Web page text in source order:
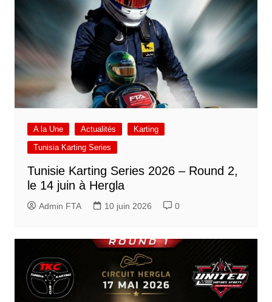
A la Une Actualités
Karting
Tunisia Karting Series
Tunisie Karting Series 2026 – Round 2,
le 14 juin à Hergla
Admin FTA 10 juin 2026 0